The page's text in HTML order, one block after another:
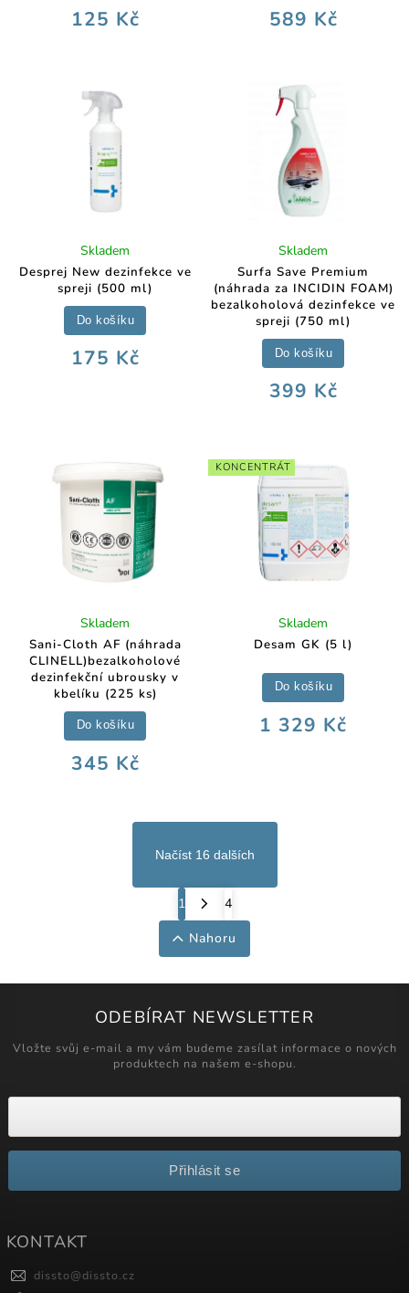
125 Kč 589 Kč
Desprej New dezinfekce ve
spreji (500 ml)
Skladem
175 Kč
Do košíku
Surfa Save Premium
(náhrada za INCIDIN FOAM)
bezalkoholová dezinfekce ve
spreji (750 ml)
Skladem
399 Kč
Do košíku
Sani-Cloth AF (náhrada
CLINELL)bezalkoholové
dezinfekční ubrousky v
kbelíku (225 ks)
Skladem
345 Kč
Do košíku
KONCENTRÁT
Desam GK (5 l)
Skladem
1 329 Kč
Do košíku
Načíst 16 dalších
1
4
Nahoru
ODEBÍRAT NEWSLETTER
Vložte svůj e-mail a my vám budeme zasílat informace o nových
produktech na našem e-shopu.
Přihlásit se
KONTAKT
dissto@dissto.cz